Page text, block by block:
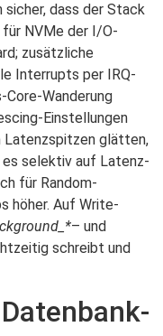
sicher, dass der Stack
NVMe der I/O-
zusätzliche
Interrupts per IRQ-
Wanderung
Einstellungen
Latenzspitzen glätten,
selektiv auf Latenz-
für Random-
höher. Auf Write-
– und
schreibt und